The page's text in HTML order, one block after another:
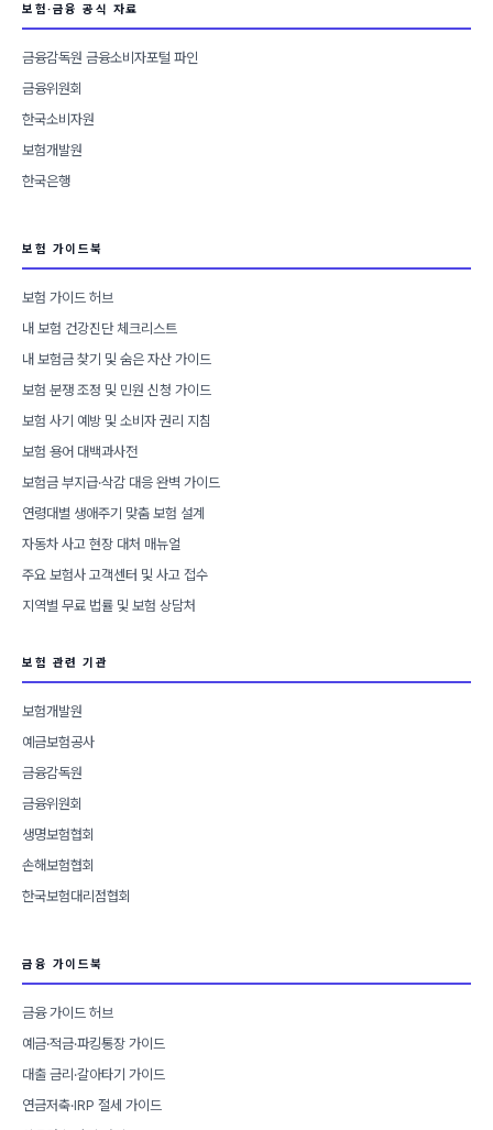
보험·금융 공식 자료
금융감독원 금융소비자포털 파인
금융위원회
한국소비자원
보험개발원
한국은행
보험 가이드북
보험 가이드 허브
내 보험 건강진단 체크리스트
내 보험금 찾기 및 숨은 자산 가이드
보험 분쟁 조정 및 민원 신청 가이드
보험 사기 예방 및 소비자 권리 지침
보험 용어 대백과사전
보험금 부지급·삭감 대응 완벽 가이드
연령대별 생애주기 맞춤 보험 설계
자동차 사고 현장 대처 매뉴얼
주요 보험사 고객센터 및 사고 접수
지역별 무료 법률 및 보험 상담처
보험 관련 기관
보험개발원
예금보험공사
금융감독원
금융위원회
생명보험협회
손해보험협회
한국보험대리점협회
금융 가이드북
금융 가이드 허브
예금·적금·파킹통장 가이드
대출 금리·갈아타기 가이드
연금저축·IRP 절세 가이드